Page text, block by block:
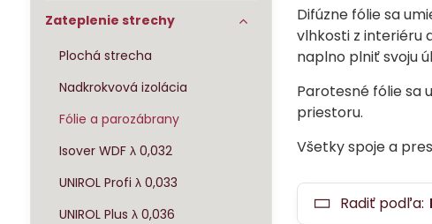
Difúzne fólie sa
vlhkosti z interiéru
naplno plniť svoju
Parotesné fólie sa
priestoru.
Všetky spoje a
Radiť podľa:
Zateplenie strechy
Plochá strecha
Nadkrokvová izolácia
Fólie a parozábrany
Isover WDF λ 0,032
UNIROL Profi λ 0,033
UNIROL Plus λ 0,036